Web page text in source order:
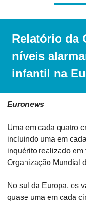
Relatório da
níveis
infantil na
Euronews
Uma em cada quatro
incluindo uma em
inquérito realizado
Organização Mundial
No sul da Europa, os
quase uma em cada